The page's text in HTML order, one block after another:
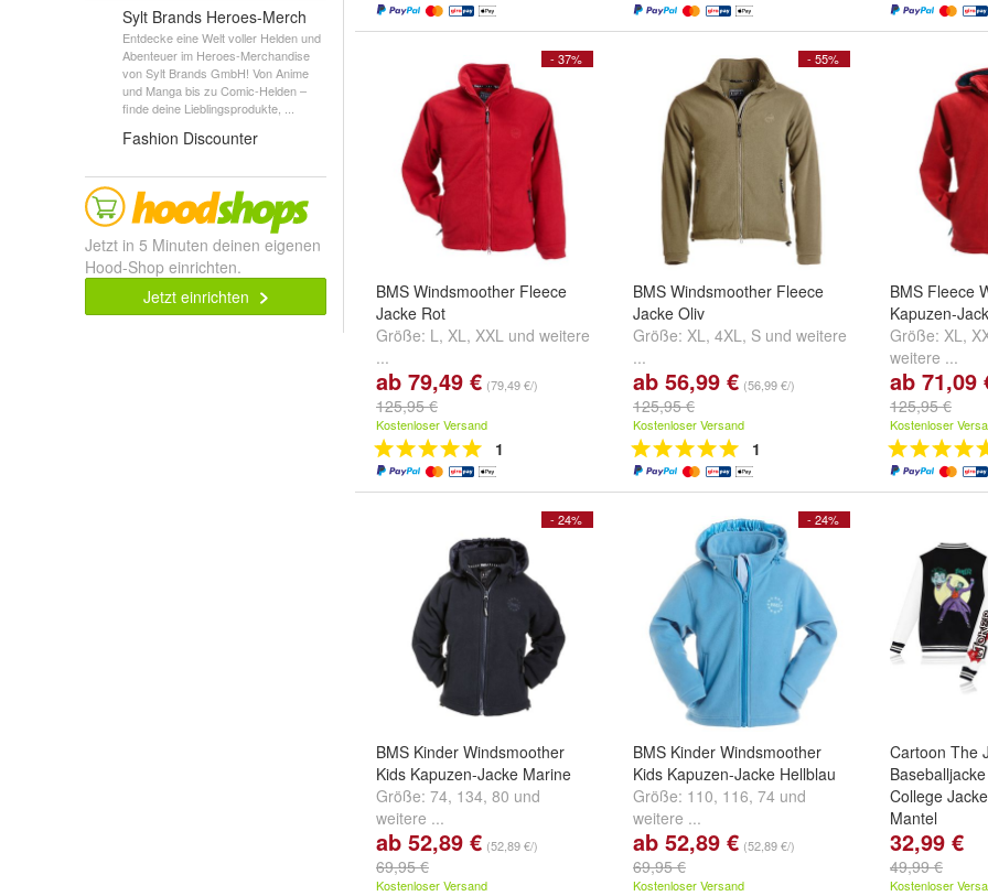
Sylt Brands Heroes-Merch
Entdecke eine Welt voller Helden und
Abenteuer im Heroes-Merchandise
von Sylt Brands GmbH! Von Anime
und Manga bis zu Comic-Helden –
finde deine Lieblingsprodukte, ...
Fashion Discounter
Jetzt in 5 Minuten deinen eigenen
Hood-Shop einrichten.
Jetzt einrichten
- 37%
BMS Windsmoother Fleece
Jacke Rot
Größe: L, XL, XXL und weitere
...
ab 79,49 € (79,49 €/)
125,95 €
Kostenloser Versand
1
- 55%
BMS Windsmoother Fleece
Jacke Oliv
Größe: XL, 4XL, S und weitere
...
ab 56,99 € (56,99 €/)
125,95 €
Kostenloser Versand
1
BMS Fleece
Kapuzen-
Größe: XL,
weitere ...
ab 71,09
125,95 €
Kostenloser
- 24%
BMS Kinder Windsmoother
Kids Kapuzen-Jacke Marine
Größe: 74, 134, 80 und
weitere ...
ab 52,89 € (52,89 €/)
69,95 €
Kostenloser Versand
- 24%
BMS Kinder Windsmoother
Kids Kapuzen-Jacke Hellblau
Größe: 110, 116, 74 und
weitere ...
ab 52,89 € (52,89 €/)
69,95 €
Kostenloser Versand
Cartoon The
College
Mantel
Farbe:
Schwarz02
weitere ...
32,99 €
49,99 €
Kostenloser